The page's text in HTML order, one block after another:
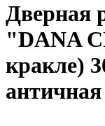
Дверная
"DANA
кракле)